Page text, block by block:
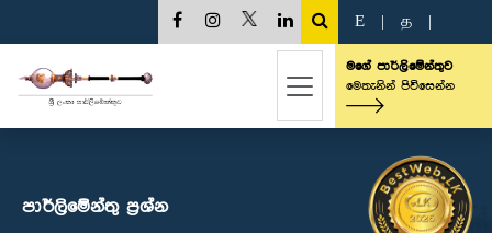
E த
මගේ පාර්ලිමේන්තුව
මෙතැනින් පිවිසෙන්න
පාර්ලි‌මේන්තු‌ ප්‍රශ්න